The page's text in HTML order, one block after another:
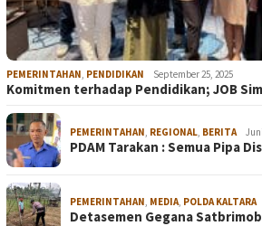
PEMERINTAHAN, PENDIDIKAN September 25, 2025
Komitmen terhadap Pendidikan; JOB
PEMERINTAHAN, REGIONAL, BERITA
PDAM Tarakan : Semua Pipa
PEMERINTAHAN, MEDIA, POLDA KALTARA
Detasemen Gegana